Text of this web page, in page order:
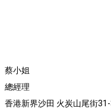
蔡小姐
總經理
香港新界沙田 火炭山尾街